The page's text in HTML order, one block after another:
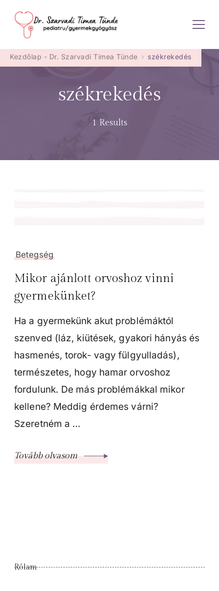
Dr. Szarvadi Timea Tünde
Kezdőlap - Dr. Szarvadi Timea Tünde székrekedés
székrekedés
1 Results
Betegség
Mikor ajánlott orvoshoz vinni
gyermekünket?
Ha a gyermekünk akut problémáktól
szenved (láz, kiütések, gyakori hányás és
hasmenés, torok- vagy fülgyulladás),
természetes, hogy hamar orvoshoz
fordulunk. De más problémákkal mikor
kellene? Meddig érdemes várni?
Szeretném a …
Tovább olvasom
Rólam